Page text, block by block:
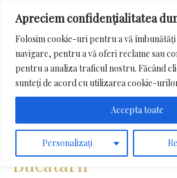
Apreciem confidențialitatea
Folosim cookie-uri pentru a vă
navigare, pentru a vă oferi reclame sau
pentru a analiza traficul nostru. Făcând
sunteți de acord cu utilizarea cookie-
Personalizați
Accepta toate
Search
for:
Prima pagină/ Bucatarii
Bucatarii